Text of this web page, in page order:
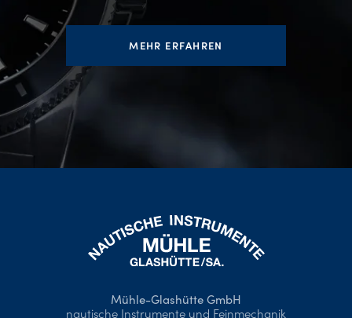
MEHR ERFAHREN
Mühle-Glashütte GmbH
nautische Instrumente und Feinmechanik